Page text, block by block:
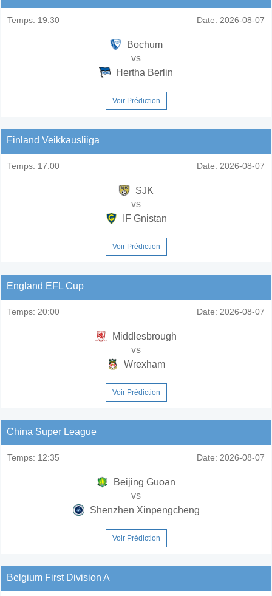
Temps: 19:30 Date: 2026-08-07
Bochum
vs
Hertha Berlin
Voir Prédiction
Finland Veikkausliiga
Temps: 17:00 Date: 2026-08-07
SJK
vs
IF Gnistan
Voir Prédiction
England EFL Cup
Temps: 20:00 Date: 2026-08-07
Middlesbrough
vs
Wrexham
Voir Prédiction
China Super League
Temps: 12:35 Date: 2026-08-07
Beijing Guoan
vs
Shenzhen Xinpengcheng
Voir Prédiction
Belgium First Division A